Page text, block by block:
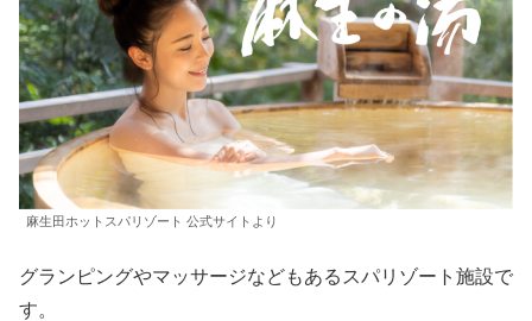
麻生田ホットスパリゾート 公式サイトより
グランピングやマッサージなどもあるスパリゾート施設で
す。